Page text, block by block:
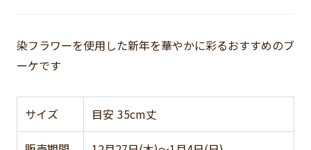
染フラワーを使用した新年を華やかに彩るおすすめのブ
ーケです
サイズ 目安 35cm丈